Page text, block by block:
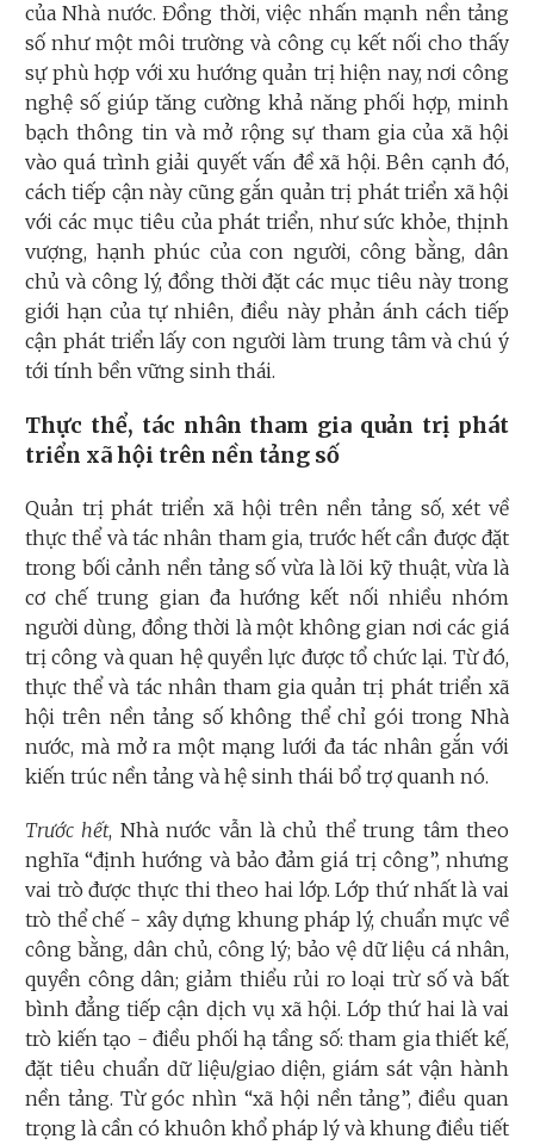
của Nhà nước. Đồng thời, việc nhấn mạnh nền tảng
số như một môi trường và công cụ kết nối cho thấy
sự phù hợp với xu hướng quản trị hiện nay, nơi công
nghệ số giúp tăng cường khả năng phối hợp, minh
bạch thông tin và mở rộng sự tham gia của xã hội
vào quá trình giải quyết vấn đề xã hội. Bên cạnh đó,
cách tiếp cận này cũng gắn quản trị phát triển xã hội
với các mục tiêu của phát triển, như sức khỏe, thịnh
vượng, hạnh phúc của con người, công bằng, dân
chủ và công lý, đồng thời đặt các mục tiêu này trong
giới hạn của tự nhiên, điều này phản ánh cách tiếp
cận phát triển lấy con người làm trung tâm và chú ý
tới tính bền vững sinh thái.
Thực thể, tác nhân tham gia quản trị phát
triển xã hội trên nền tảng số
Quản trị phát triển xã hội trên nền tảng số, xét về
thực thể và tác nhân tham gia, trước hết cần được đặt
trong bối cảnh nền tảng số vừa là lõi kỹ thuật, vừa là
cơ chế trung gian đa hướng kết nối nhiều nhóm
người dùng, đồng thời là một không gian nơi các giá
trị công và quan hệ quyền lực được tổ chức lại. Từ đó,
thực thể và tác nhân tham gia quản trị phát triển xã
hội trên nền tảng số không thể chỉ gói trong Nhà
nước, mà mở ra một mạng lưới đa tác nhân gắn với
kiến trúc nền tảng và hệ sinh thái bổ trợ quanh nó.
Trước hết, Nhà nước vẫn là chủ thể trung tâm theo
nghĩa “định hướng và bảo đảm giá trị công”, nhưng
vai trò được thực thi theo hai lớp. Lớp thứ nhất là vai
trò thể chế - xây dựng khung pháp lý, chuẩn mực về
công bằng, dân chủ, công lý; bảo vệ dữ liệu cá nhân,
quyền công dân; giảm thiểu rủi ro loại trừ số và bất
bình đẳng tiếp cận dịch vụ xã hội. Lớp thứ hai là vai
trò kiến tạo - điều phối hạ tầng số: tham gia thiết kế,
đặt tiêu chuẩn dữ liệu/giao diện, giám sát vận hành
nền tảng. Từ góc nhìn “xã hội nền tảng”, điều quan
trọng là cần có khuôn khổ pháp lý và khung điều tiết